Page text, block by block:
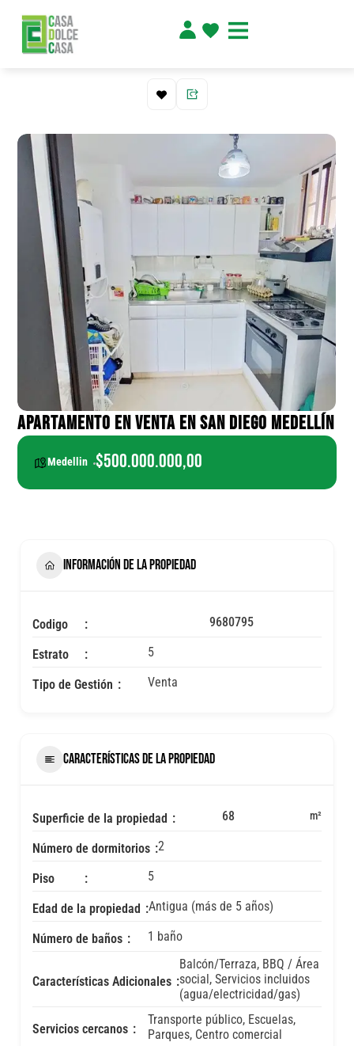
APARTAMENTO EN VENTA EN SAN DIEGO MEDELLÍN
Medellin $500.000.000,00
INFORMACIÓN DE LA PROPIEDAD
Codigo 9680795
Estrato 5
Tipo de Gestión Venta
CARACTERÍSTICAS DE LA PROPIEDAD
Superficie de la propiedad 68 m²
Número de dormitorios 2
Piso 5
Edad de la propiedad Antigua (más de 5 años)
Número de baños 1 baño
Características Adicionales
Balcón/Terraza, BBQ / Área
social, Servicios incluidos
(agua/electricidad/gas)
Servicios cercanos
Transporte público, Escuelas,
Parques, Centro comercial